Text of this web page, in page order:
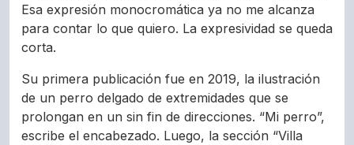
Esa expresión monocromática ya no me alcanza
para contar lo que quiero. La expresividad se queda
corta.
Su primera publicación fue en 2019, la ilustración
de un perro delgado de extremidades que se
prolongan en un sin fin de direcciones. “Mi perro”,
escribe el encabezado. Luego, la sección “Villa